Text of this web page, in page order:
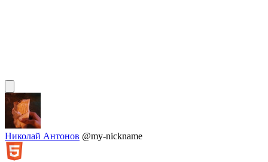
Николай Антонов @my-nickname